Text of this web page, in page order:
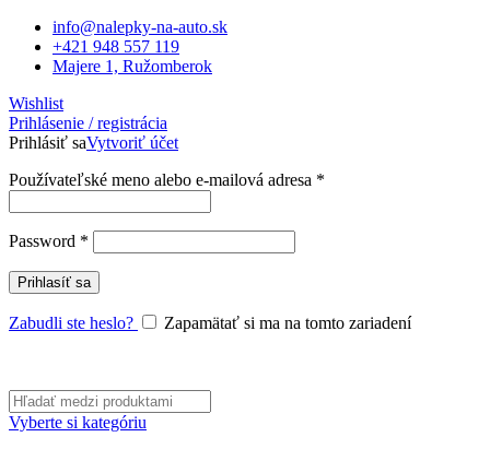
info@nalepky-na-auto.sk
+421 948 557 119
Majere 1, Ružomberok
Wishlist
Prihlásenie / registrácia
Prihlásiť saVytvoriť účet
Používateľské meno alebo e-mailová adresa *
Password *
Prihlasíť sa
Zabudli ste heslo? Zapamätať si ma na tomto zariadení
Vyberte si kategóriu